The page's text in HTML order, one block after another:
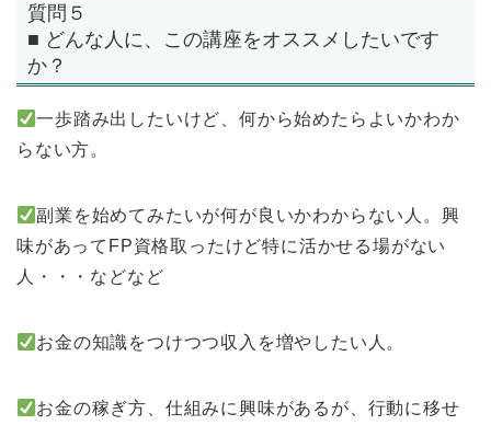
質問５
■ どんな人に、この講座をオススメしたいです
か？
一歩踏み出したいけど、何から始めたらよいかわか
らない方。
副業を始めてみたいが何が良いかわからない人。興
味があってFP資格取ったけど特に活かせる場がない
人・・・などなど
お金の知識をつけつつ収入を増やしたい人。
お金の稼ぎ方、仕組みに興味があるが、行動に移せ